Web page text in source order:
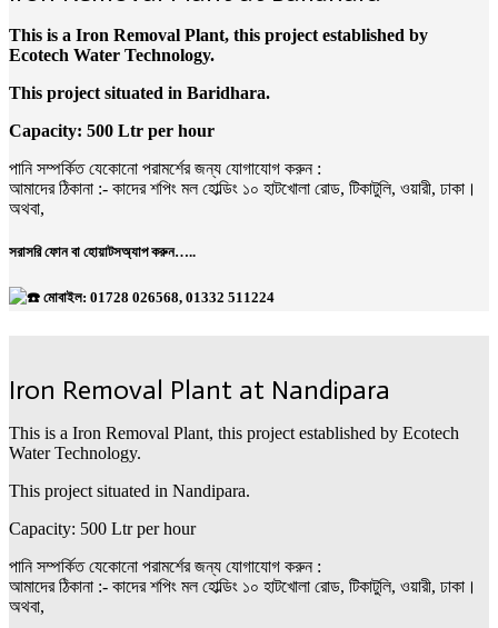
This is a Iron Removal Plant, this project established by
Ecotech Water Technology.
This project situated in Baridhara.
Capacity: 500 Ltr per hour
পানি সম্পর্কিত যেকোনো পরামর্শের জন্য যোগাযোগ করুন :
আমাদের ঠিকানা :- কাদের শপিং মল হোল্ডিং ১০ হাটখোলা রোড, টিকাটুলি, ওয়ারী, ঢাকা।
অথবা,
সরাসরি ফোন বা হোয়াটসঅ্যাপ করুন…..
মোবাইল: 01728 026568, 01332 511224
Iron Removal Plant at Nandipara
This is a Iron Removal Plant, this project established by Ecotech
Water Technology.
This project situated in Nandipara.
Capacity: 500 Ltr per hour
পানি সম্পর্কিত যেকোনো পরামর্শের জন্য যোগাযোগ করুন :
আমাদের ঠিকানা :- কাদের শপিং মল হোল্ডিং ১০ হাটখোলা রোড, টিকাটুলি, ওয়ারী, ঢাকা।
অথবা,